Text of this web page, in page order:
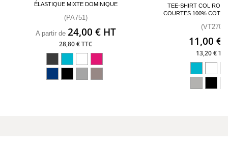
ÉLASTIQUE MIXTE DOMINIQUE
(PA751)
A partir de24,00 € HT
28,80 € TTC
TEE-SHIRT COL
COURTES 100%
(VT270)
11,00 €
13,20 €